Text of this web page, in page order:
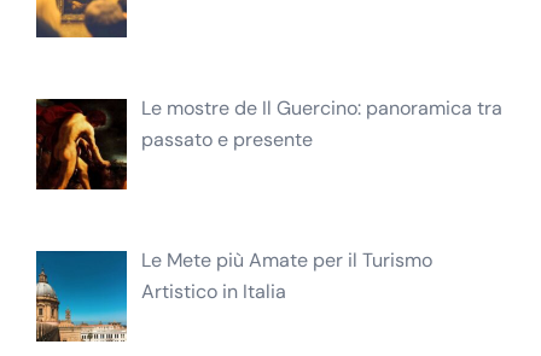
Le mostre de Il Guercino: panoramica tra
passato e presente
Le Mete più Amate per il Turismo
Artistico in Italia